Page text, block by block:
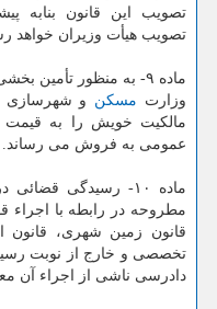
تصویب این قانون بنابه
تصویب هیأت وزیران خواهد
ماده ۹- به منظور تأمین
وزارت مسكن و شهرسازی
مالكیت خویش را به قیمت
عمومی به فروش می رساند.
ماده ۱۰- رسیدگی
مطروحه در رابطه با
قانون زمین شهری،
تخصصی و خارج از نوبت
دادرسی ناشی از اجراء آن